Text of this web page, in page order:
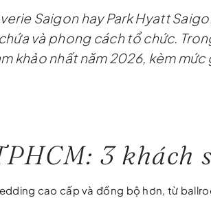
Saigon hay Park Hyatt
và phong cách tổ chức.
khảo nhất năm 2026, kèm
3 khách
cao cấp và đồng bộ hơn, từ